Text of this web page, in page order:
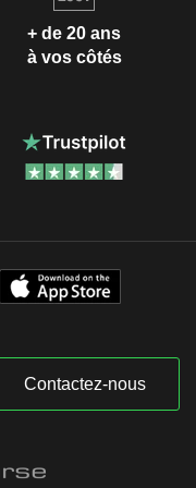
+ de 20 ans
à vos côtés
Contactez-nous